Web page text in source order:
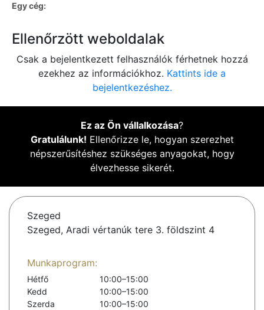
Egy cég:
Ellenőrzött weboldalak
Csak a bejelentkezett felhasználók férhetnek hozzá
ezekhez az információkhoz. Kattints ide a
bejelentkezéshez.
Ez az Ön vállalkozása?
Gratulálunk! Ellenőrizze le, hogyan szerezhet
népszerűsítéshez szükséges anyagokat, hogy
élvezhesse sikerét.
Szeged
Szeged, Aradi vértanúk tere 3. földszint 4
Munkaprogram:
Hétfő
10:00–15:00
Kedd
10:00–15:00
Szerda
10:00–15:00